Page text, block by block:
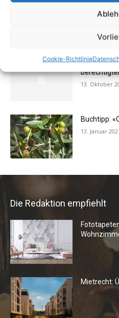
Cookie-Richtlinie
Vermieter
Rechtstipp:
13. Oktober
Buchtipp:
13. Januar
Die Redaktion empfiehlt
Mietrecht: